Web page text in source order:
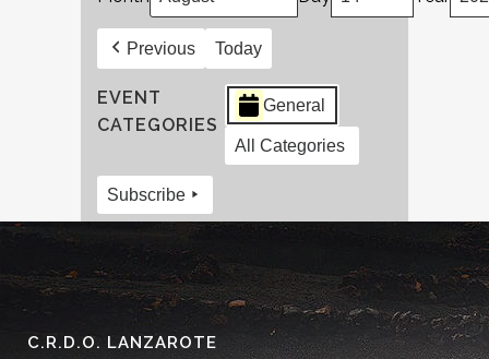
Previous Today
EVENT
CATEGORIES
General
All Categories
Subscribe
C.R.D.O. LANZAROTE